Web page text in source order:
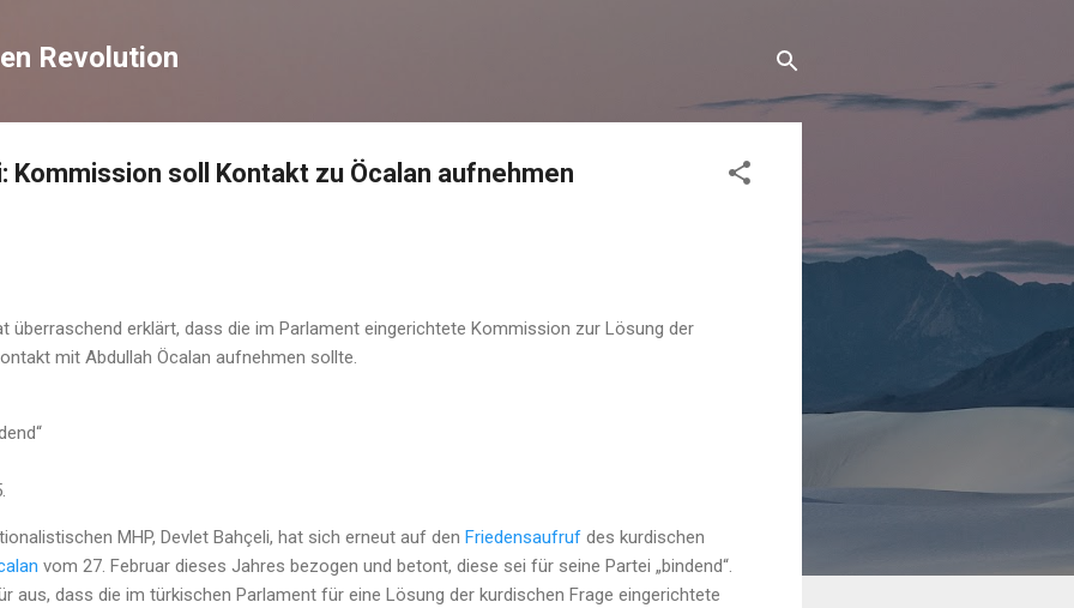
Revolution
Kommission soll Kontakt zu Öcalan aufnehmen
überraschend erklärt, dass die im Parlament eingerichtete Kommission zur Lösung der
mit Abdullah Öcalan aufnehmen sollte.
MHP, Devlet Bahçeli, hat sich erneut auf den Friedensaufruf des kurdischen
vom 27. Februar dieses Jahres bezogen und betont, diese sei für seine Partei „bindend“.
aus, dass die im türkischen Parlament für eine Lösung der kurdischen Frage eingerichtete